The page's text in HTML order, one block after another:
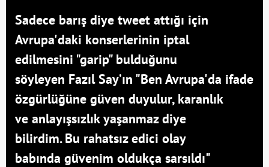
Sadece barış diye tweet attığı için
Avrupa'daki konserlerinin iptal
edilmesini "garip" bulduğunu
söyleyen Fazıl Say’ın "Ben Avrupa'da ifade
özgürlüğüne güven duyulur, karanlık
ve anlayışsızlık yaşanmaz diye
bilirdim. Bu rahatsız edici olay
babında güvenim oldukça sarsıldı"